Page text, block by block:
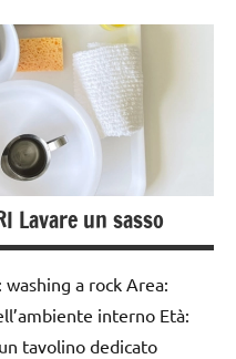
Lavare un sasso
a rock Area:
interno Età:
tavolino dedicato